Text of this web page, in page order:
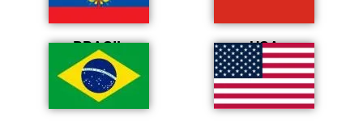
BRASIL USA